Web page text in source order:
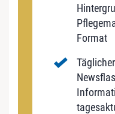
Format